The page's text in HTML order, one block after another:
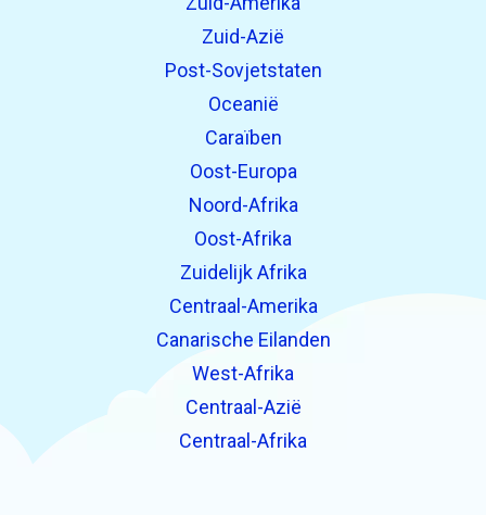
Zuid-Azië
Post-Sovjetstaten
Oceanië
Caraïben
Oost-Europa
Noord-Afrika
Oost-Afrika
Zuidelijk Afrika
Centraal-Amerika
Canarische Eilanden
West-Afrika
Centraal-Azië
Centraal-Afrika